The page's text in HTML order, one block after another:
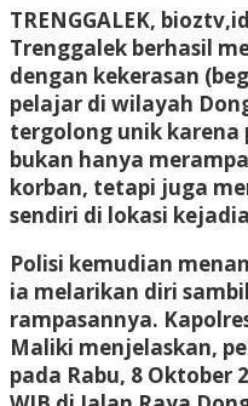
TRENGGALEK,
Trenggalek berhasil
dengan kekerasan
pelajar di wilayah
tergolong unik karena
bukan hanya
korban, tetapi juga
sendiri di lokasi
Polisi kemudian
ia melarikan diri
rampasannya.
Maliki menjelaskan,
pada Rabu, 8 Oktober